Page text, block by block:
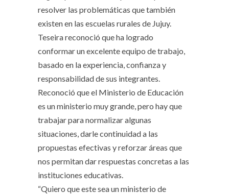
resolver las problemáticas que también
existen en las escuelas rurales de Jujuy.
Teseira reconoció que ha logrado
conformar un excelente equipo de trabajo,
basado en la experiencia, confianza y
responsabilidad de sus integrantes.
Reconoció que el Ministerio de Educación
es un ministerio muy grande, pero hay que
trabajar para normalizar algunas
situaciones, darle continuidad a las
propuestas efectivas y reforzar áreas que
nos permitan dar respuestas concretas a las
instituciones educativas.
“Quiero que este sea un ministerio de